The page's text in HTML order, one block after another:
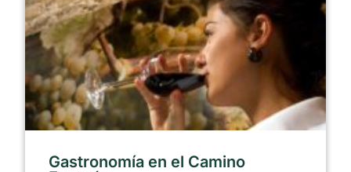
Gastronomía en el Camino